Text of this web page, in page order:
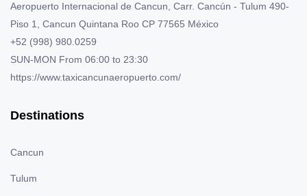
Aeropuerto Internacional de Cancun, Carr. Cancún - Tulum 490-
Piso 1, Cancun Quintana Roo CP 77565 México
+52 (998) 980.0259
SUN-MON From 06:00 to 23:30
https://www.taxicancunaeropuerto.com/
Destinations
Cancun
Tulum